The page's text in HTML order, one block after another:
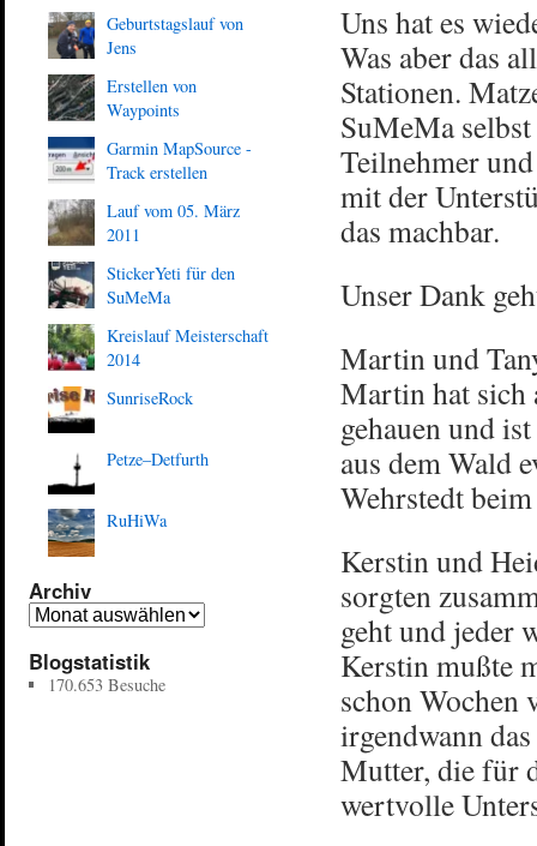
Uns hat es
Was aber das
Stationen.
SuMeMa
Teilnehmer
mit der
das machbar.
Unser Dank
Martin und
Martin hat sich
gehauen und
aus dem Wald
Wehrstedt
Kerstin und
sorgten
geht und jeder
Kerstin mußte
schon Wochen
irgendwann
Mutter, die für
wertvolle
Geburtstagslauf von
Jens
Erstellen von
Waypoints
Garmin MapSource -
Track erstellen
Lauf vom 05. März
2011
StickerYeti für den
SuMeMa
Kreislauf Meisterschaft
2014
SunriseRock
Petze–Detfurth
RuHiWa
Archiv
Blogstatistik
170.653 Besuche